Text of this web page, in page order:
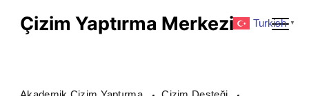
Çizim Yaptırma Merkezi Turkish ▼